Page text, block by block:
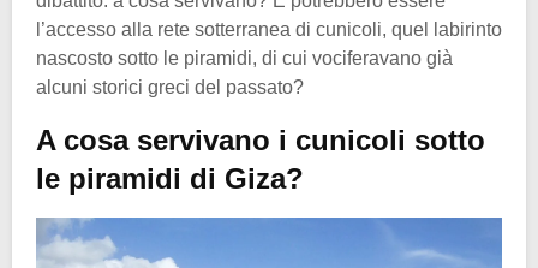
l’accesso alla rete sotterranea di cunicoli, quel labirinto
nascosto sotto le piramidi, di cui vociferavano già
alcuni storici greci del passato?
A cosa servivano i cunicoli sotto
le piramidi di Giza?